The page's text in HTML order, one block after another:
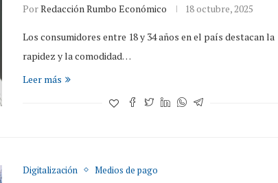
PorRedacción Rumbo Económico 18 octubre, 2025
Los consumidores entre 18 y 34 años en el país destacan la
rapidez y la comodidad…
Leer más
Digitalización Medios de pago